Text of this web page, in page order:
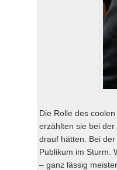
Die Rolle des
erzählten sie bei
drauf hätten. Bei
Publikum im Sturm.
– ganz lässig